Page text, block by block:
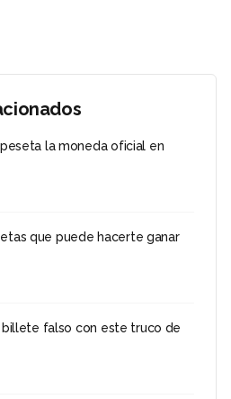
la moneda oficial en
que puede hacerte ganar
falso con este truco de